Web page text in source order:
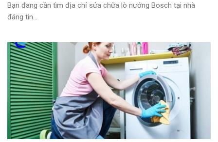
Bạn đang cần tìm địa chỉ sửa chữa lò nướng Bosch tại nhà
đáng tin...